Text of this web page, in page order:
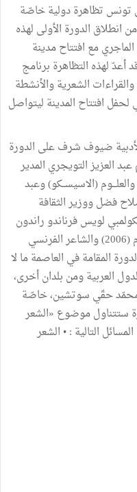
تونس تظاهرة دولية خاصّة
انطلاق الدورة الأولى لهذه
الماجري مع افتتاح مدينة
الجاري. وقد أعدّ لهذه التظاهرة برنامج
الشعرية والأنشطة
لحفل افتتاح المدينة ليتواصل
ضيوف شرف على الدورة
عبد العزيز التويجري المدير
(الاسيســكو) وعبد
فضل ووزير الثقافة
لويس فرناندو راندون
المتحصّل على جائزة نوبل البديلة للسلام (2006) والشاعر الفرنسي
المقامة في العاصمة ما لا
الدول العربية ومن بلدان أخرى،
محمّد حقّي سوتشين، خاصّة
ستتناول موضوع «الشعر
التالية : • الشعر